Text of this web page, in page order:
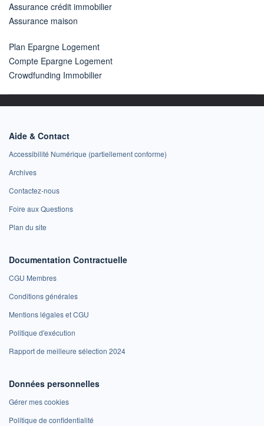
Assurance crédit immobilier
Assurance maison
Plan Epargne Logement
Compte Epargne Logement
Crowdfunding Immobilier
Aide & Contact
Accessibilité Numérique (partiellement conforme)
Archives
Contactez-nous
Foire aux Questions
Plan du site
Documentation Contractuelle
CGU Membres
Conditions générales
Mentions légales et CGU
Politique d'exécution
Rapport de meilleure sélection 2024
Données personnelles
Gérer mes cookies
Politique de confidentialité